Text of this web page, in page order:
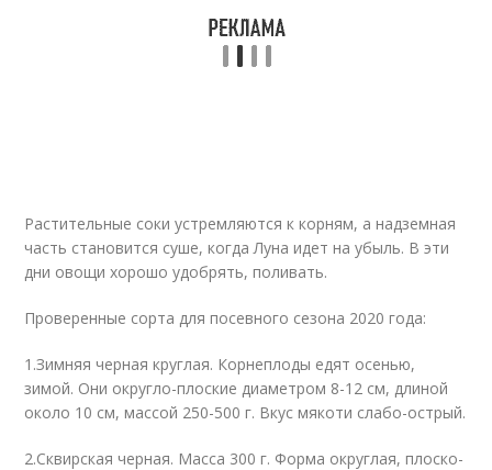
Растительные соки устремляются к корням, а надземная
часть становится суше, когда Луна идет на убыль. В эти
дни овощи хорошо удобрять, поливать.
Проверенные сорта для посевного сезона 2020 года:
1.Зимняя черная круглая. Корнеплоды едят осенью,
зимой. Они округло-плоские диаметром 8-12 см, длиной
около 10 см, массой 250-500 г. Вкус мякоти слабо-острый.
2.Сквирская черная. Масса 300 г. Форма округлая, плоско-